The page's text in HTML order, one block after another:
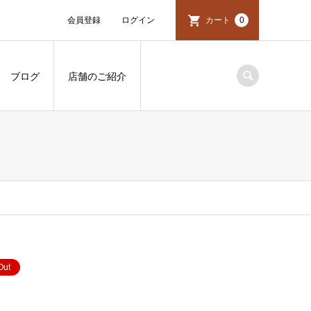
会員登録 ログイン カート 0
ブログ 店舗のご紹介